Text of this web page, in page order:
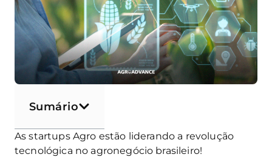
Sumário
As startups Agro estão liderando a revolução
tecnológica no agronegócio brasileiro!